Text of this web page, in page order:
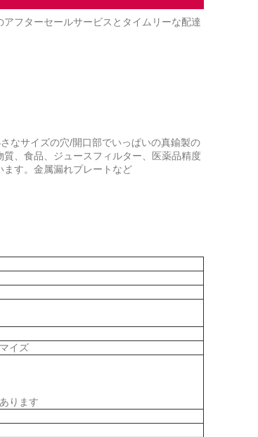
フターセールサービスとタイムリーな配達
なサイズの穴/開口部でいっぱいの真鍮製の
、食品、ジュースフィルター、医薬品精度
す。金属漏れプレートなど
イズ
ります